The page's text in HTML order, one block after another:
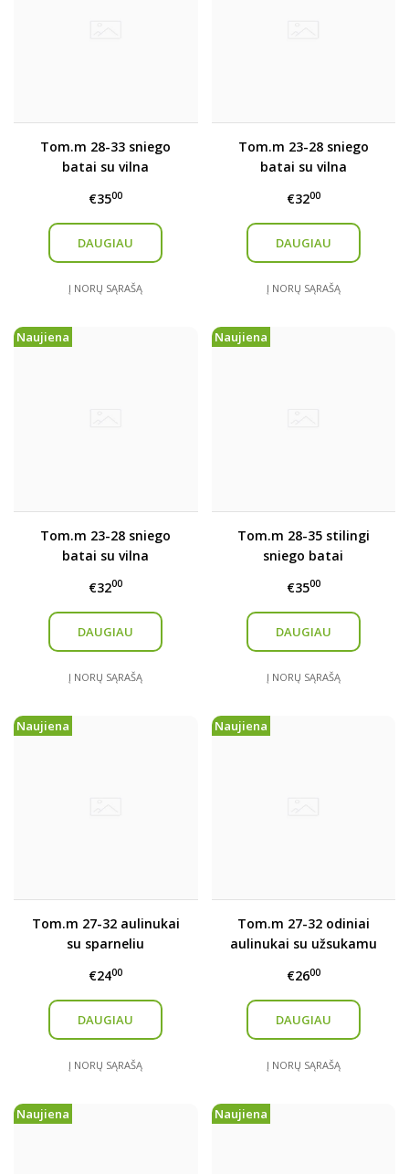
Tom.m 28-33 sniego
batai su vilna
€3500
DAUGIAU
Į NORŲ SĄRAŠĄ
Tom.m 23-28 sniego
batai su vilna
€3200
DAUGIAU
Į NORŲ SĄRAŠĄ
Naujiena
Tom.m 23-28 sniego
batai su vilna
€3200
DAUGIAU
Į NORŲ SĄRAŠĄ
Naujiena
Tom.m 28-35 stilingi
sniego batai
€3500
DAUGIAU
Į NORŲ SĄRAŠĄ
Naujiena
Tom.m 27-32 aulinukai
su sparneliu
€2400
DAUGIAU
Į NORŲ SĄRAŠĄ
Naujiena
Tom.m 27-32 odiniai
aulinukai su užsukamu
€2600
DAUGIAU
Į NORŲ SĄRAŠĄ
Naujiena Naujiena